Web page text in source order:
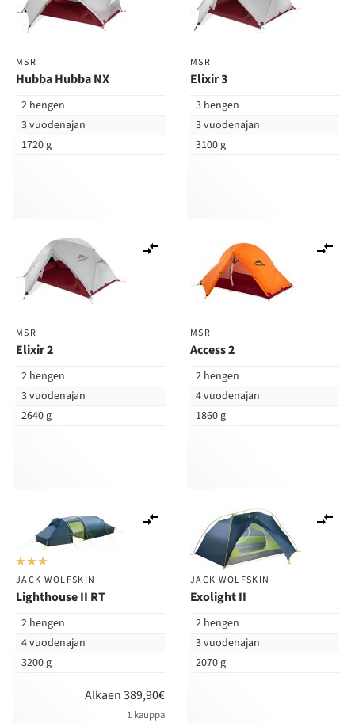
MSR
Hubba Hubba NX
2 hengen
3 vuodenajan
1720 g
MSR
Elixir 3
3 hengen
3 vuodenajan
3100 g
MSR
Elixir 2
2 hengen
3 vuodenajan
2640 g
MSR
Access 2
2 hengen
4 vuodenajan
1860 g
JACK WOLFSKIN
Lighthouse II RT
2 hengen
4 vuodenajan
3200 g
Alkaen 389,90€
1 kauppa
vertailuun
JACK WOLFSKIN
Exolight II
2 hengen
3 vuodenajan
2070 g